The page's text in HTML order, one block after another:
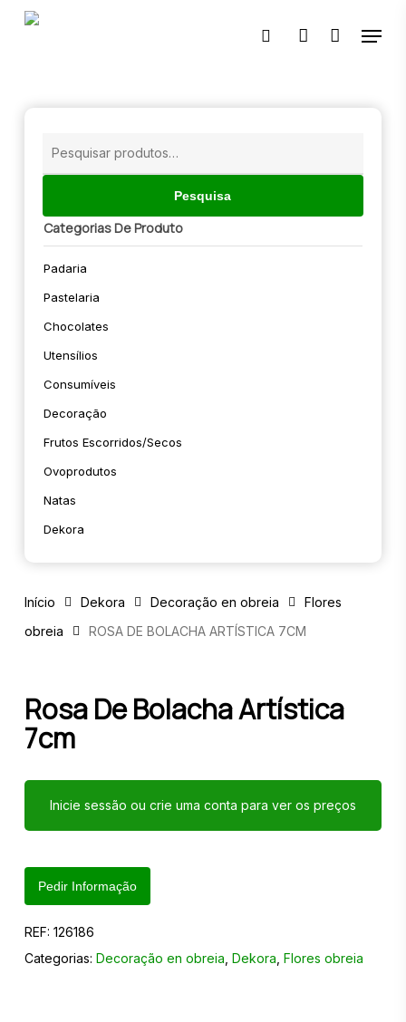
Skip
🔍
pesquisaraccount
Menu
Pesquisa
Categorias De Produto
Padaria
Pastelaria
Chocolates
Utensílios
Consumíveis
Decoração
Frutos Escorridos/secos
Ovoprodutos
Natas
Dekora
Início Dekora Decoração en obreia
Flores
obreia
ROSA DE BOLACHA ARTÍSTICA 7CM
Rosa De Bolacha Artística
7cm
Inicie sessão ou crie uma conta para ver os preços
Pedir Informação
REF: 126186
Categorias: Decoração en obreia Dekora Flores obreia